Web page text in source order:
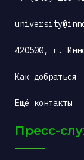
420500, г.
Как добраться
Ещё контакты
Пресс-